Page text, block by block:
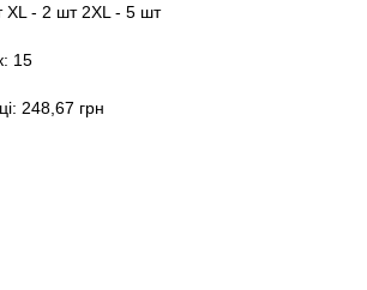
- 2 шт 2XL - 5 шт
15
248,67 грн